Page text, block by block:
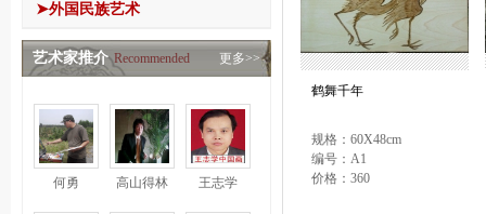
➤外国民族艺术
艺术家推介 Recommended 更多>>
何勇 高山得林 王志学
鹤舞千年
规格：60X48cm
编号：A1
价格：360